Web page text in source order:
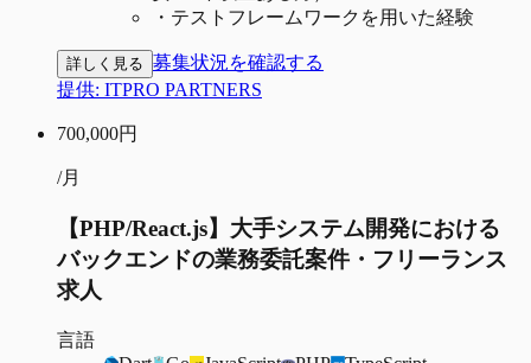
・ テストフレームワークを用いた経験
詳しく見る 募集状況を確認する
提供: ITPRO PARTNERS
700,000円
/月
【PHP/React.js】大手システム開発における
バックエンドの業務委託案件・フリーランス
求人
言語